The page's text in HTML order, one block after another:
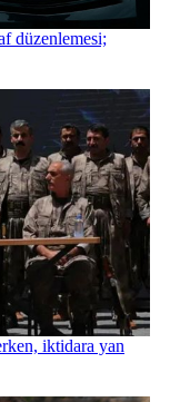
düzenlemesi;
iktidara yan